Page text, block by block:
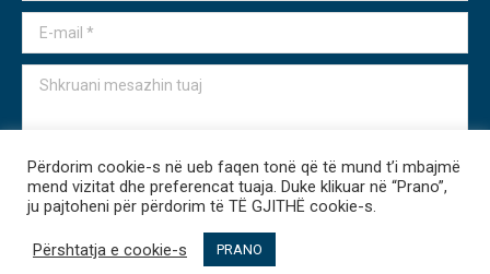
E-mail *
Shkruani mesazhin tuaj
Dërgo
Përdorim cookie-s në ueb faqen tonë që të mund t’i mbajmë
mend vizitat dhe preferencat tuaja. Duke klikuar në “Prano”,
ju pajtoheni për përdorim të TË GJITHË cookie-s.
Përshtatja e cookie-s PRANO